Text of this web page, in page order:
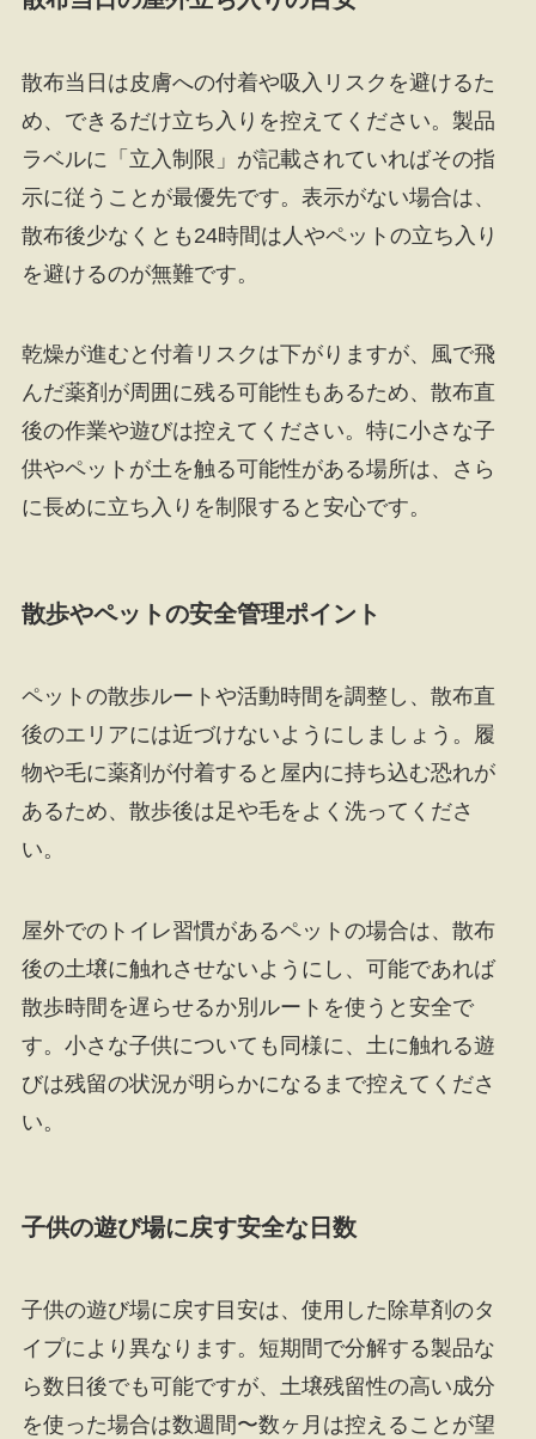
散布当日は皮膚への付着や吸入リスクを避けるた
め、できるだけ立ち入りを控えてください。製品
ラベルに「立入制限」が記載されていればその指
示に従うことが最優先です。表示がない場合は、
散布後少なくとも24時間は人やペットの立ち入り
を避けるのが無難です。
乾燥が進むと付着リスクは下がりますが、風で飛
んだ薬剤が周囲に残る可能性もあるため、散布直
後の作業や遊びは控えてください。特に小さな子
供やペットが土を触る可能性がある場所は、さら
に長めに立ち入りを制限すると安心です。
散歩やペットの安全管理ポイント
ペットの散歩ルートや活動時間を調整し、散布直
後のエリアには近づけないようにしましょう。履
物や毛に薬剤が付着すると屋内に持ち込む恐れが
あるため、散歩後は足や毛をよく洗ってくださ
い。
屋外でのトイレ習慣があるペットの場合は、散布
後の土壌に触れさせないようにし、可能であれば
散歩時間を遅らせるか別ルートを使うと安全で
す。小さな子供についても同様に、土に触れる遊
びは残留の状況が明らかになるまで控えてくださ
い。
子供の遊び場に戻す安全な日数
子供の遊び場に戻す目安は、使用した除草剤のタ
イプにより異なります。短期間で分解する製品な
ら数日後でも可能ですが、土壌残留性の高い成分
を使った場合は数週間〜数ヶ月は控えることが望